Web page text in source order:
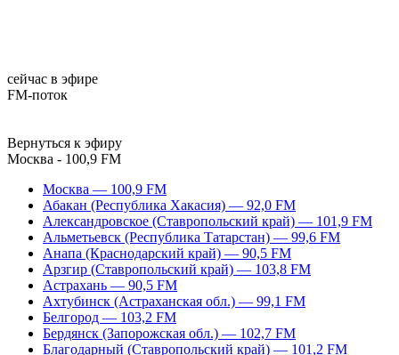
сейчас в эфире
FM-поток
Вернуться к эфиру
Москва - 100,9 FM
Москва — 100,9 FM
Абакан (Республика Хакасия) — 92,0 FM
Александровское (Ставропольский край) — 101,9 FM
Альметьевск (Республика Татарстан) — 99,6 FM
Анапа (Краснодарский край) — 90,5 FM
Арзгир (Ставропольский край) — 103,8 FM
Астрахань — 90,5 FM
Ахтубинск (Астраханская обл.) — 99,1 FM
Белгород — 103,2 FM
Бердянск (Запорожская обл.) — 102,7 FM
Благодарный (Ставропольский край) — 101,2 FM